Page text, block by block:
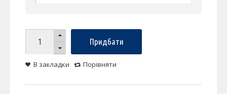
Придбати
В закладки Порівняти